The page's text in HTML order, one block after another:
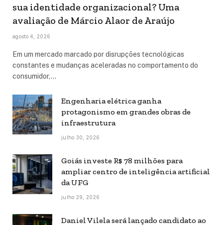
sua identidade organizacional? Uma
avaliação de Márcio Alaor de Araújo
agosto 4, 2026
Em um mercado marcado por disrupções tecnológicas
constantes e mudanças aceleradas no comportamento do
consumidor,…
Engenharia elétrica ganha
protagonismo em grandes obras de
infraestrutura
julho 30, 2026
Goiás investe R$ 78 milhões para
ampliar centro de inteligência artificial
da UFG
julho 29, 2026
Daniel Vilela será lançado candidato ao